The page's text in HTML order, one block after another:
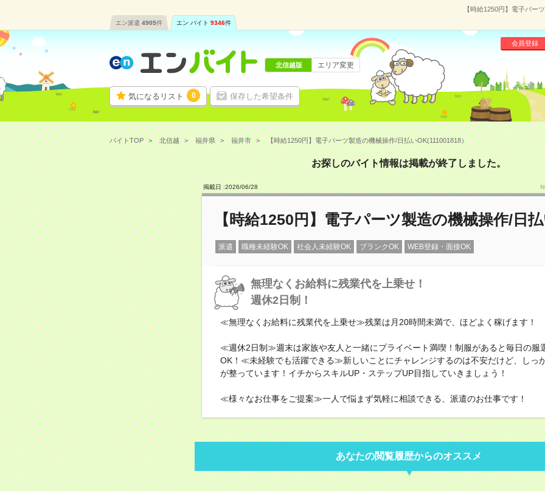
【時給1250円】電子パー
エン派遣 4905件 エン バイト 9346件
気になるリスト 0 保存した希望条件
会員登録
北信越版 エリア変更
バイトTOP 北信越 福井県 福井市 【時給1250円】電子パーツ製造の機械操作/日払いOK(111001818）
お探しのバイト情報は掲載が終了しました。
掲載日 :2026/06/28
【時給1250円】電子パーツ製造の機械操作/日
派遣 職種未経験OK 社会人未経験OK ブランクOK WEB登録・面接OK
無理なくお給料に残業代を上乗せ！
週休2日制！
≪無理なくお給料に残業代を上乗せ≫残業は月20時間未満で、ほどよく稼げます！
≪週休2日制≫週末は家族や友人と一緒にプライベート満喫！制服があると毎日の服
OK！≪未経験でも活躍できる≫新しいことにチャレンジするのは不安だけど、しっ
が整っています！イチからスキルUP・ステップUP目指していきましょう！
≪様々なお仕事をご提案≫一人で悩まず気軽に相談できる、派遣のお仕事です！
あなたの閲覧履歴からのオススメ